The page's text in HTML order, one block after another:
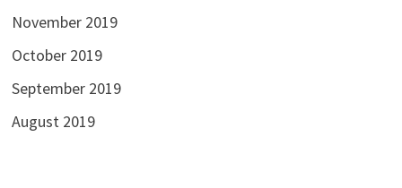
November 2019
October 2019
September 2019
August 2019